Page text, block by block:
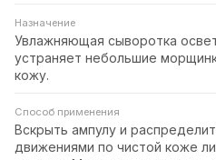
Назначение
Увлажняющая сыворотка
устраняет небольшие
кожу.
Способ применения
Вскрыть ампулу и
движениями по чистой коже